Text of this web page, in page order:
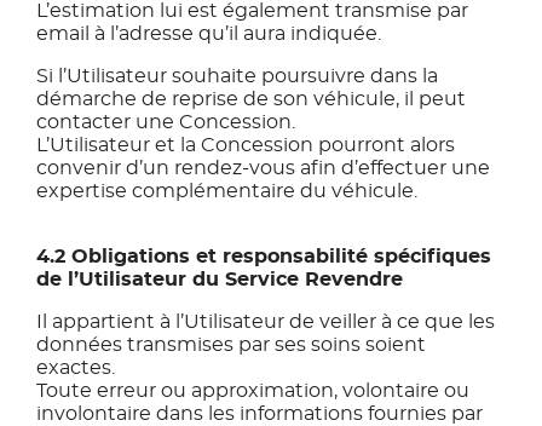
L’estimation lui est également transmise par
email à l’adresse qu’il aura indiquée.
Si l’Utilisateur souhaite poursuivre dans la
démarche de reprise de son véhicule, il peut
contacter une Concession.
L’Utilisateur et la Concession pourront alors
convenir d’un rendez-vous afin d’effectuer une
expertise complémentaire du véhicule.
4.2 Obligations et responsabilité spécifiques
de l’Utilisateur du Service Revendre
Il appartient à l’Utilisateur de veiller à ce que les
données transmises par ses soins soient
exactes.
Toute erreur ou approximation, volontaire ou
involontaire dans les informations fournies par